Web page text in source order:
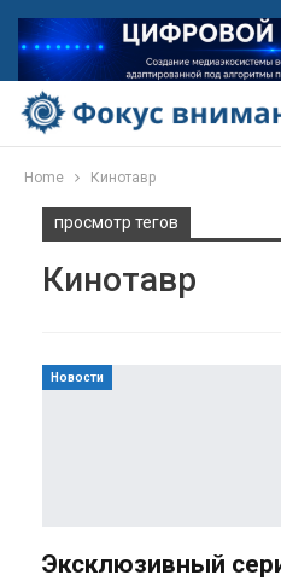
Home Кинотавр
просмотр тегов
Кинотавр
Новости
Эксклюзивный